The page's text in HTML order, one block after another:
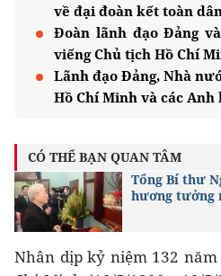
về đại đoàn kết toàn
Đoàn lãnh đạo Đảng
viếng Chủ tịch Hồ Chí
Lãnh đạo Đảng, Nhà
Hồ Chí Minh và các Anh
CÓ THỂ BẠN QUAN TÂM
Tổng Bí thư
hương tưởng
Nhân dịp kỷ niệm 132